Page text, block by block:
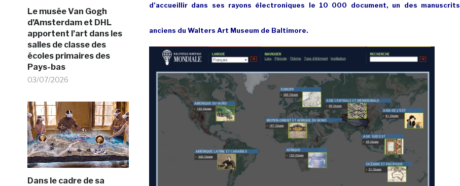
Le musée Van Gogh
d’Amsterdam et DHL
apportent l’art dans les
salles de classe des
écoles primaires des
Pays-bas
03/07/2026
Dans le cadre de sa
d’accueillir dans ses rayons électroniques le 10 000 document, un des manuscrits
anciens du Walters Art Museum de Baltimore.